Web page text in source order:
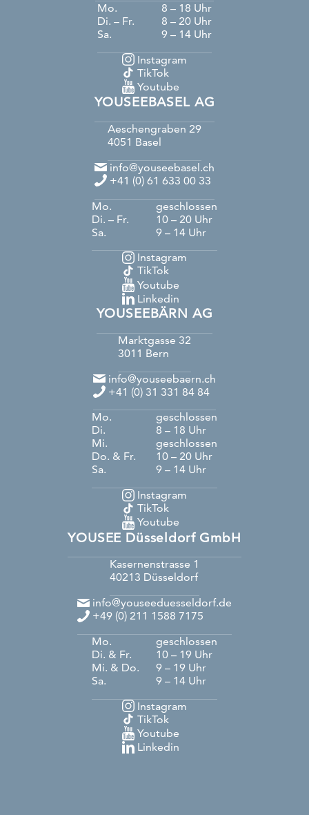
Mo.
8 – 18 Uhr
Di. – Fr.
8 – 20 Uhr
Sa.
9 – 14 Uhr
Instagram
TikTok
Youtube
YOUSEEBASEL AG
Aeschengraben 29
4051 Basel
info@youseebasel.ch
+41 (0) 61 633 00 33
Mo.
geschlossen
Di. – Fr.
10 – 20 Uhr
Sa.
9 – 14 Uhr
Instagram
TikTok
Youtube
Linkedin
YOUSEEBÄRN AG
Marktgasse 32
3011 Bern
info@youseebaern.ch
+41 (0) 31 331 84 84
Mo.
geschlossen
Di.
8 – 18 Uhr
Mi.
geschlossen
Do. & Fr.
10 – 20 Uhr
Sa.
9 – 14 Uhr
Instagram
TikTok
Youtube
YOUSEE Düsseldorf GmbH
Kasernenstrasse 1
40213 Düsseldorf
info@youseeduesseldorf.de
+49 (0) 211 1588 7175
Mo.
geschlossen
Di. & Fr.
10 – 19 Uhr
Mi. & Do.
9 – 19 Uhr
Sa.
9 – 14 Uhr
Instagram
TikTok
Youtube
Linkedin